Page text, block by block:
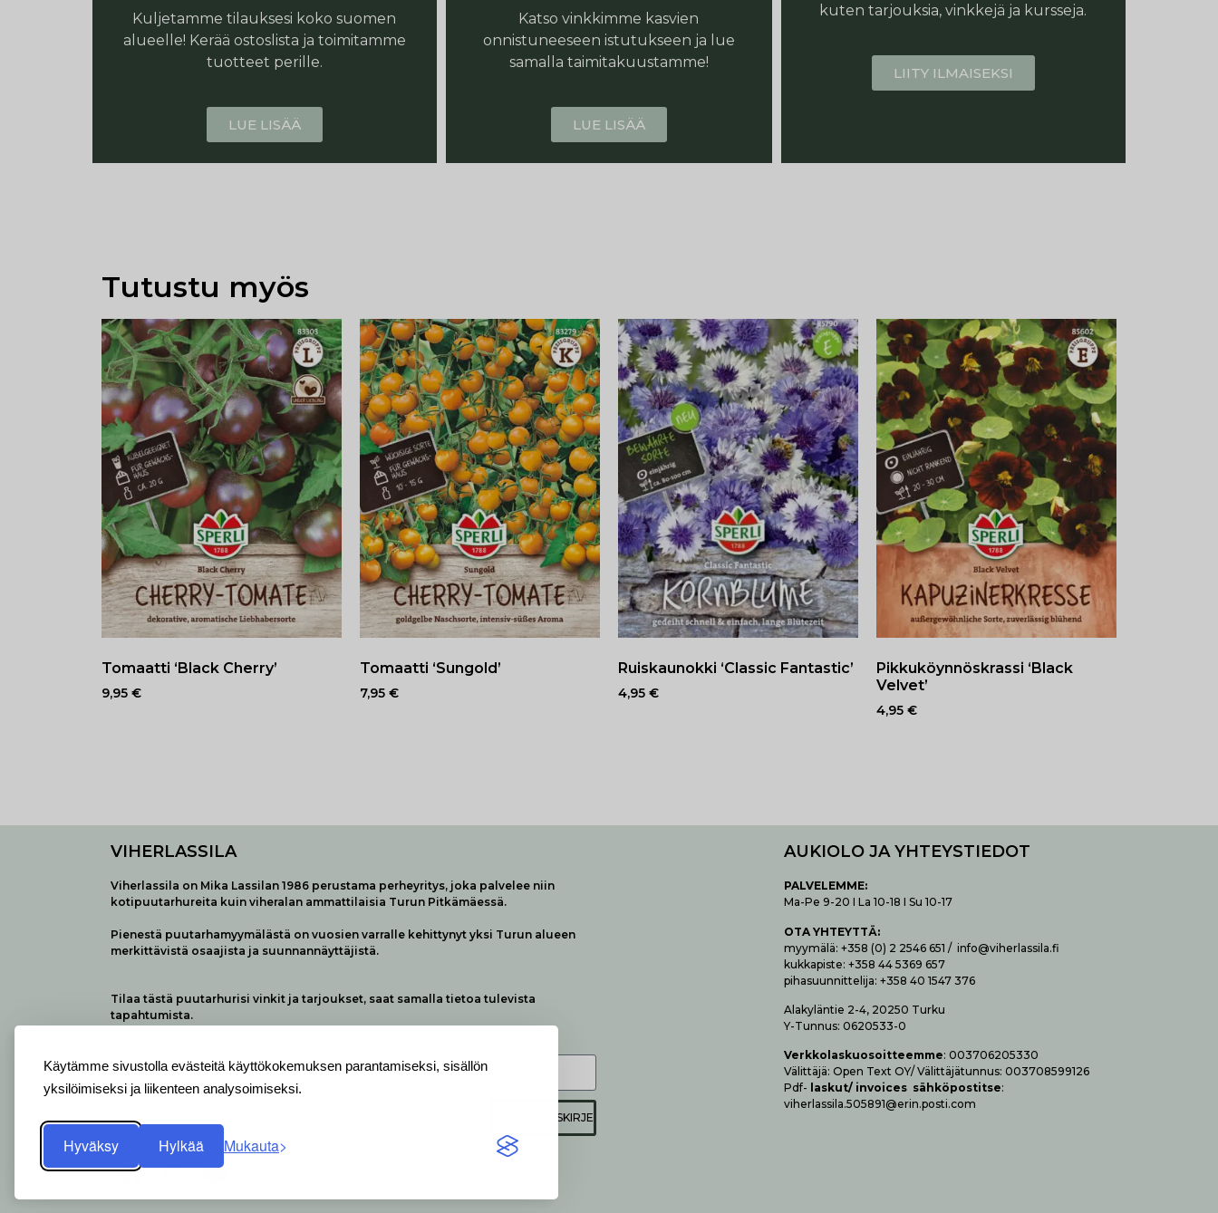
Käytämme sivustolla evästeitä käyttökokemuksen parantamiseksi, sisällön
yksilöimiseksi ja liikenteen analysoimiseksi.
Hyväksy Hylkää Mukauta
Kuljetamme tilauksesi koko suomen
alueelle! Kerää ostoslista ja toimitamme
tuotteet perille.
LUE LISÄÄ
Katso vinkkimme kasvien
onnistuneeseen istutukseen ja lue
samalla taimitakuustamme!
LUE LISÄÄ
kuten tarjouksia, vinkkejä ja kursseja.
LIITY ILMAISEKSI
Tutustu myös
Tomaatti ‘Black Cherry’
9,95 €
Tomaatti ‘Sungold’
7,95 €
Ruiskaunokki ‘Classic Fantastic’
4,95 €
Pikkuköynnöskrassi ‘Black
Velvet’
4,95 €
VIHERLASSILA
Viherlassila on Mika Lassilan 1986 perustama perheyritys, joka palvelee niin
kotipuutarhureita kuin viheralan ammattilaisia Turun Pitkämäessä.
Pienestä puutarhamyymälästä on vuosien varralle kehittynyt yksi Turun alueen
merkittävistä osaajista ja suunnannäyttäjistä.
Tilaa tästä puutarhurisi vinkit ja tarjoukset, saat samalla tietoa tulevista
tapahtumista.
TILAA UUTISKIRJE
AUKIOLO JA YHTEYSTIEDOT
PALVELEMME:
Ma-Pe 9-20 I La 10-18 I Su 10-17
OTA YHTEYTTÄ:
myymälä: +358 (0) 2 2546 651 / info@viherlassila.fi
kukkapiste: +358 44 5369 657
pihasuunnittelija: +358 40 1547 376
Alakyläntie 2-4, 20250 Turku
Y-Tunnus: 0620533-0
Verk­ko­las­kuo­soit­teem­me: 003706205330
Vä­lit­tä­jä: Open Text OY/ Vä­lit­tä­jä­tun­nus: 003708599126
Pdf- las­kut/ invoices säh­kö­pos­tit­se:
viherlassila.505891@erin.posti.com